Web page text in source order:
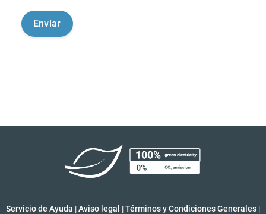
Servicio de Ayuda |Aviso legal |Términos y Condiciones Generales |